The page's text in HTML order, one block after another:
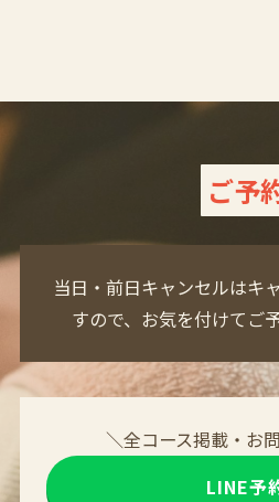
ご予
当日・前日キャンセルはキ
すので、お気を付けてご
＼全コース掲載・お
LINE予